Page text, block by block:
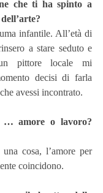
che ti ha spinto a
infantile. All’età di
a stare seduto e
pittore locale mi
decisi di farla
avessi incontrato.
… amore o lavoro?
cosa, l’amore per
coincidono.